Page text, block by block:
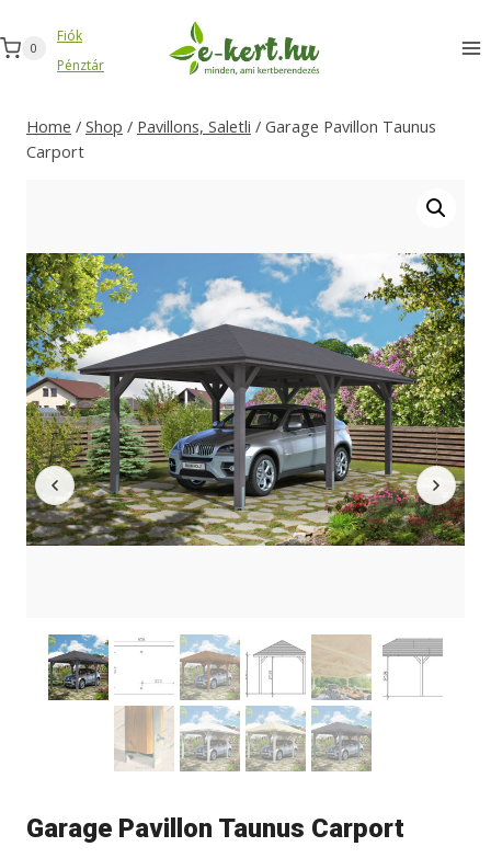
Inhalt
springen
0
Fiók
Pénztár
Home / Shop / Pavillons, Saletli / Garage Pavillon Taunus
Carport
Garage Pavillon Taunus Carport